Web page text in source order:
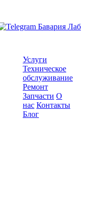
Услуги
Техническое
обслуживание
Ремонт
Запчасти О
нас Контакты
Блог